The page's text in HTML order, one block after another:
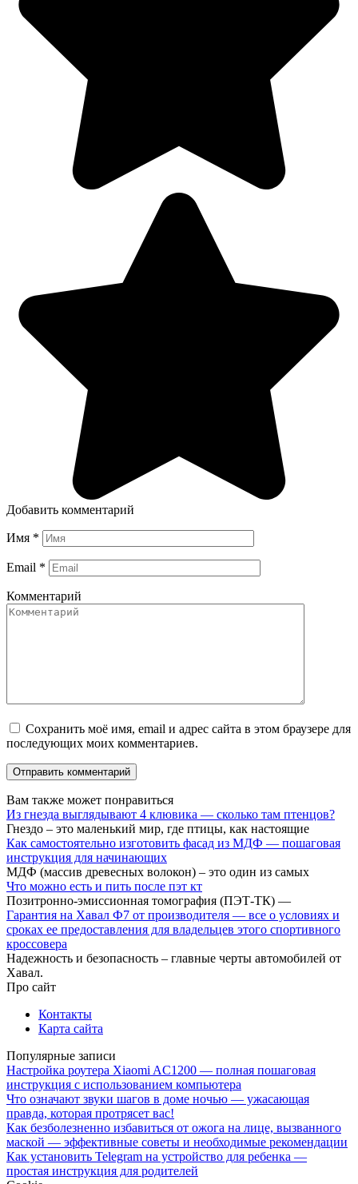
Добавить комментарий
Имя *
Email *
Комментарий
Сохранить моё имя, email и адрес сайта в этом браузере для
последующих моих комментариев.
Вам также может понравиться
Из гнезда выглядывают 4 клювика — сколько там птенцов?
Гнездо – это маленький мир, где птицы, как настоящие
Как самостоятельно изготовить фасад из МДФ — пошаговая
инструкция для начинающих
МДФ (массив древесных волокон) – это один из самых
Что можно есть и пить после пэт кт
Позитронно-эмиссионная томография (ПЭТ-ТК) —
Гарантия на Хавал Ф7 от производителя — все о условиях и
сроках ее предоставления для владельцев этого спортивного
кроссовера
Надежность и безопасность – главные черты автомобилей от
Хавал.
Про сайт
Контакты
Карта сайта
Популярные записи
Настройка роутера Xiaomi AC1200 — полная пошаговая
инструкция с использованием компьютера
Что означают звуки шагов в доме ночью — ужасающая
правда, которая протрясет вас!
Как безболезненно избавиться от ожога на лице, вызванного
маской — эффективные советы и необходимые рекомендации
Как установить Telegram на устройство для ребенка —
простая инструкция для родителей